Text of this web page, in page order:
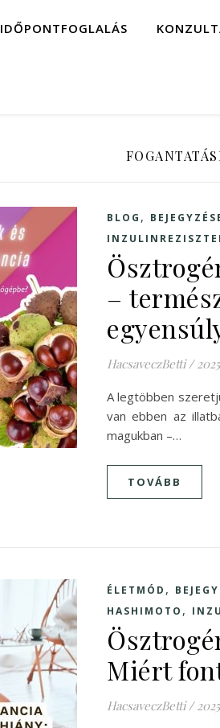
IDŐPONTFOGLALÁS
BLOG ,
–
HacsaveczBetti /
A legtöbben
van ebben az
magukban –…
TOVÁBB
ÉLETMÓD ,
HASHIMOTO ,
Miért
HacsaveczBetti /